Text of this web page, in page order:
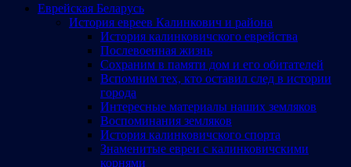
Еврейская Беларусь
История евреев Калинкович и района
История калинковичского еврейства
Послевоенная жизнь
Сохраним в памяти дом и его обитателей
Вспомним тех, кто оставил след в истории
города
Интересные материалы наших земляков
Воспоминания земляков
История калинковичского спорта
Знаменитые евреи с калинковичскими
корнями